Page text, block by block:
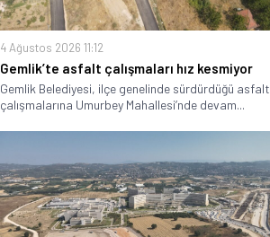
4 Ağustos 2026 11:12
Gemlik’te asfalt çalışmaları hız kesmiyor
Gemlik Belediyesi, ilçe genelinde sürdürdüğü asfalt
çalışmalarına Umurbey Mahallesi’nde devam...